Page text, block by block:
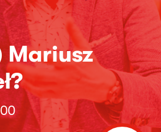
Mariusz